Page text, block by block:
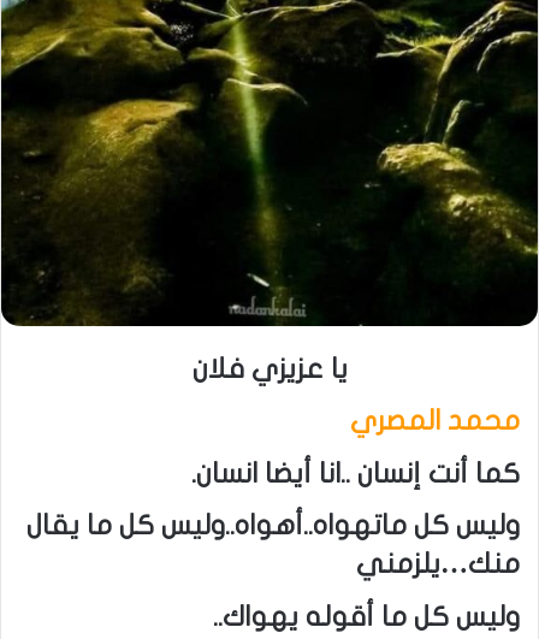
يا عزيزي فلان
محمد المصري
كما أنت إنسان ..انا أيضا انسان.
وليس كل ماتهواه..أهواه..وليس كل ما يقال
منك…يلزمني
وليس كل ما أقوله يهواك..